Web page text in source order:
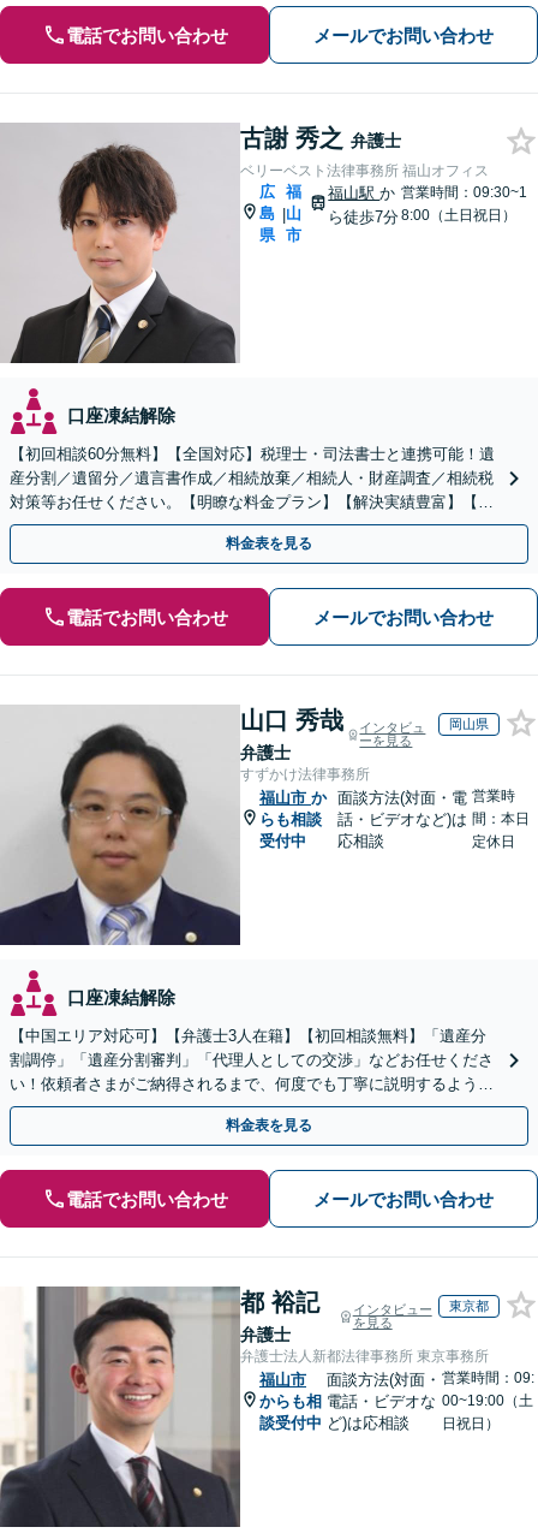
電話でお問い合わせ メールでお問い合わせ
古謝 秀之 弁護士
ベリーベスト法律事務所 福山オフィス
広
島
県
|
福
山
市
福山駅か
ら徒歩7分
営業時間：09:30~1
8:00（土日祝日）
口座凍結解除
【初回相談60分無料】【全国対応】税理士・司法書士と連携可能！遺
産分割／遺留分／遺言書作成／相続放棄／相続人・財産調査／相続税
対策等お任せください。【明瞭な料金プラン】【解決実績豊富】【電
話相談可】
料金表を見る
電話でお問い合わせ メールでお問い合わせ
山口 秀哉
弁護士
インタビュ
ーを見る
岡山県
すずかけ法律事務所
福山市 か
らも相談
受付中
面談方法(対面・電
話・ビデオなど)は
応相談
営業時
間：本日
定休日
口座凍結解除
【中国エリア対応可】【弁護士3人在籍】【初回相談無料】「遺産分
割調停」「遺産分割審判」「代理人としての交渉」などお任せくださ
い！依頼者さまがご納得されるまで、何度でも丁寧に説明するよう心
掛けています【土日祝／夜間対応可】【当日／電話相談可】
料金表を見る
電話でお問い合わせ メールでお問い合わせ
都 裕記
弁護士
インタビュー
を見る
東京都
弁護士法人新都法律事務所 東京事務所
福山市
からも相
談受付中
面談方法(対面・
電話・ビデオな
ど)は応相談
営業時間：09:
00~19:00（土
日祝日）